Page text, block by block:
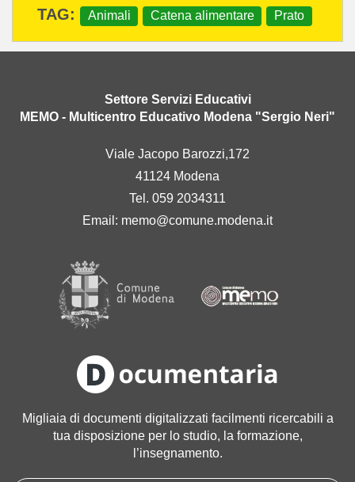
archiviato sotto:
Animali Catena alimentare Prato
Settore Servizi Educativi
MEMO - Multicentro Educativo Modena "Sergio Neri"
Viale Jacopo Barozzi,172
41124 Modena
Tel. 059 2034311
Email: memo@comune.modena.it
Migliaia di documenti digitalizzati facilmenti ricercabili a
tua disposizione per lo studio, la formazione,
l’insegnamento.